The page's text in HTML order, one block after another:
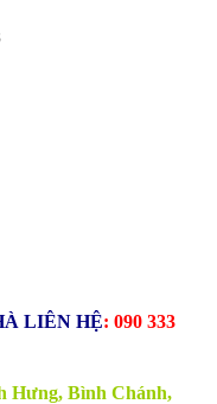
LIÊN HỆ: 090 333
Hưng, Bình Chánh,